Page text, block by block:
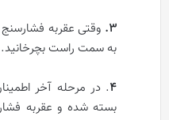
۳.
به سمت راست بچرخانید.
۴. در مرحله آخر
بسته شده‌ و عقربه